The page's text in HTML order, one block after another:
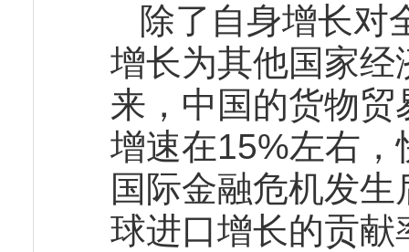
除了自身增长对
增长为其他国家
来，中国的货物
增速在15%左右
国际金融危机发
球进口增长的贡